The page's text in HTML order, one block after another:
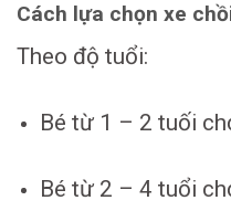
Cách lựa chọn xe
Theo độ tuổi:
Bé từ 1 – 2 tuối
Bé từ 2 – 4 tuổi